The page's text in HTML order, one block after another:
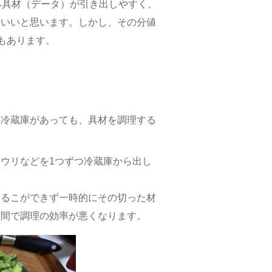
材（データ）が引き出しやすく、
いと思います。しかし、その分値
ります。
蔵庫があっても、具材を調理する
リなどを1つずつ冷蔵庫から出し
こができず一時的にその切った材
で調理の効率が悪くなります。